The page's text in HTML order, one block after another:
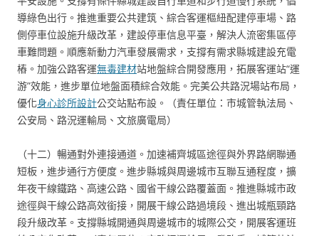
導綠色出行。推進重要公共建筑、綜合客運樞紐配建停車場、路
側停車位設施升級改革，建設停車信息平臺，解決人流密集區停
車難問題。順應新動力汽車發展需求，支撐有需求縣城建設充電
樁。加強公路客運無毒建材站地盤綜合開發應用，拓展客運站“運
游”效能，進步單位地盤面積綜合效能。完美公共路況場站布局，
優化身心診所設計公交站點布設。（責任單位：市城管執法局、
公安局、路況運輸局、文旅廣電局）
（十二）暢通對外連接通道。加速補齊城區途徑與外界路網聯通
短板，進步通行方便度。進步縣城與周邊城市互聯互通程度，擴
年夜干線鐵路、高速公路、國省干線公路覆蓋面。推進縣城市政
途徑與干線公路高效銜接，開展干線公路過境段、進出城瓶頸路
段升級改革。支撐縣城開通與周邊城市的城際公交，開展客運班